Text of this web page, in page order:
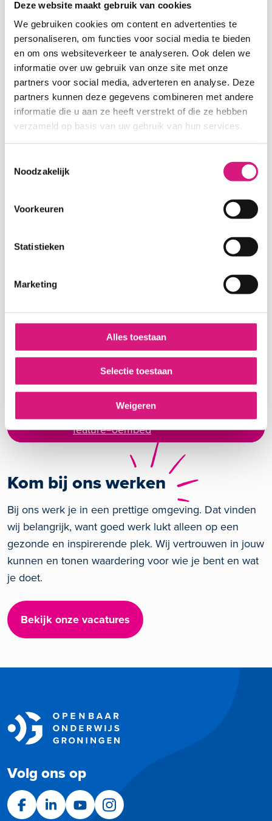
Deze website maakt gebruik van cookies
We gebruiken cookies om content en advertenties te
personaliseren, om functies voor social media te bieden
en om ons websiteverkeer te analyseren. Ook delen we
informatie over uw gebruik van onze site met onze
partners voor social media, adverteren en analyse. Deze
partners kunnen deze gegevens combineren met andere
informatie die u aan ze heeft verstrekt of die ze hebben
verzameld op basis van uw gebruik van hun services.
Noodzakelijk
Voorkeuren
Statistieken
Marketing
Alles toestaan
Selectie toestaan
Weigeren
Bekijk onze scholen
Rijk aan kansen
Waarom doen we wat we doen? Hoe
zetten wij ons in voor onze leerlingen en
medewerkers? In ons koersplan 'Rijk aan
kansen' vind je de 4 thema's waar wij ons
mogelijke omgeving te creëren.
Meer over de vier thema's
U moetmarketing-
cookiesaccepteren om
deze ingesloten inhoud te
bekijken van
https://www.youtube.com/embed/
feature=oembed
Kom bij ons werken
Bij ons werk je in een prettige omgeving. Dat vinden
wij belangrijk, want goed werk lukt alleen op een
gezonde en inspirerende plek. Wij vertrouwen in jouw
kunnen en tonen waardering voor wie je bent en wat
je doet.
Bekijk onze vacatures
Volg ons op
FacebookLinkedInYouTubeInstagram